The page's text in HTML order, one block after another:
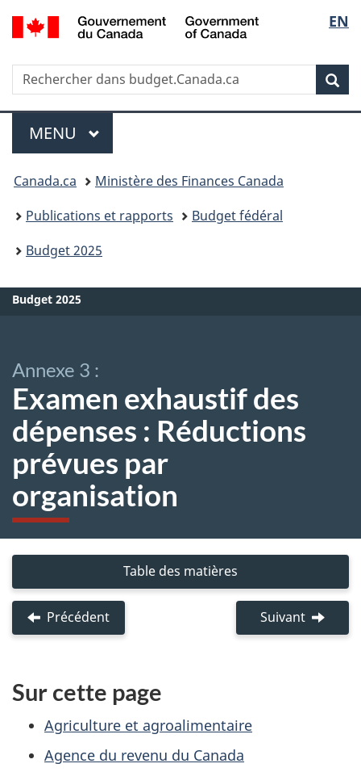
Passer
au
principal
Passer
à
version
HTML
simplifiée
de
la
EN
Recherche
Rechercher
dans
budget.Canada.ca
Menu
MENU PRINCIPAL
Vous
êtes
ici
Canada.ca
Ministère des Finances Canada
Publications et rapports
Budget fédéral
Budget 2025
Budget 2025
Annexe 3 :
Examen exhaustif des
dépenses : Réductions
prévues par
organisation
PrécédentAnnexe
2
de
des
investissements
Table des matières
Accéder
Suivant Annexe
4
Sur cette page
Agriculture et agroalimentaire
Agence du revenu du Canada